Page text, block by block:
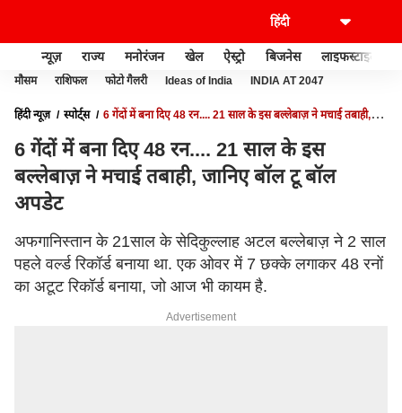
न्यूज़ राज्य मनोरंजन खेल ऐस्ट्रो बिजनेस लाइफस्टाइल
मौसम राशिफल फोटो गैलरी Ideas of India INDIA AT 2047
हिंदी न्यूज़ स्पोर्ट्स
6 गेंदों में बना दिए 48 रन.... 21 साल के इस बल्लेबाज़ ने मचाई तबाही,
6 गेंदों में बना दिए 48 रन.... 21 साल के इस
बल्लेबाज़ ने मचाई तबाही, जानिए बॉल टू बॉल
अपडेट
अफगानिस्तान के 21साल के सेदिकुल्लाह अटल बल्लेबाज़ ने 2 साल
पहले वर्ल्ड रिकॉर्ड बनाया था. एक ओवर में 7 छक्के लगाकर 48 रनों
का अटूट रिकॉर्ड बनाया, जो आज भी कायम है.
Advertisement